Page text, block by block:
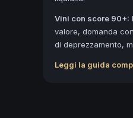
Vini con score 90+:
valore, domanda
di deprezzamento,
Leggi la guida